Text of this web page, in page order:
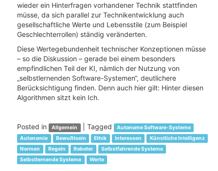
wieder ein Hinterfragen vorhandener Technik stattfinden
müsse, da sich parallel zur Technikentwicklung auch
gesellschaftliche Werte und Lebensstile (zum Beispiel
Geschlechterrollen) ständig veränderten.
Diese Wertegebundenheit technischer Konzeptionen müsse
– so die Diskussion – gerade bei einem besonders
empfindlichen Teil der KI, nämlich der Nutzung von
„selbstlernenden Software-Systemen“, deutlichere
Berücksichtigung finden. Denn auch hier gilt: Hinter diesen
Algorithmen sitzt kein Ich.
Posted in Allgemein Tagged
Autonome Software-Systeme
Autonomie
Bewußtsein Ethik Interessen
Künstliche Intelligenz
Normen
Regeln Roboter
Selbstfahrende Systeme
Selbstlernende Systeme
Werte